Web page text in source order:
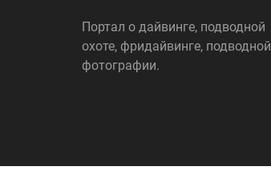
Портал о дайвинге, подводной
охоте, фридайвинге, подводной
фотографии.